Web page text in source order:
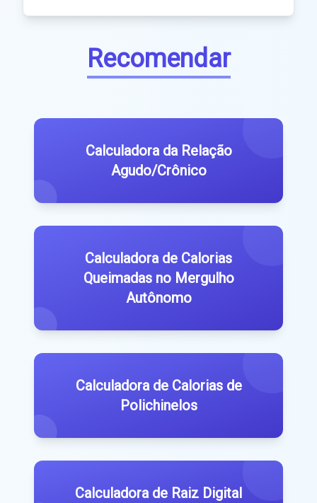
Recomendar
Calculadora da Relação
Agudo/Crônico
Calculadora de Calorias
Queimadas no Mergulho
Autônomo
Calculadora de Calorias de
Polichinelos
Calculadora de Raiz Digital